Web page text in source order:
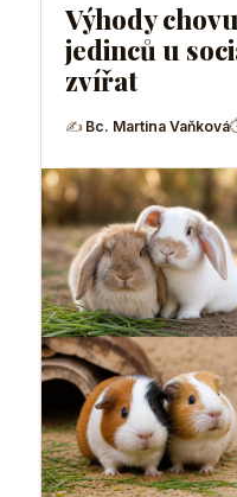
Výhody
jedinců u
zvířat
✍ Bc. Martina Vaňková